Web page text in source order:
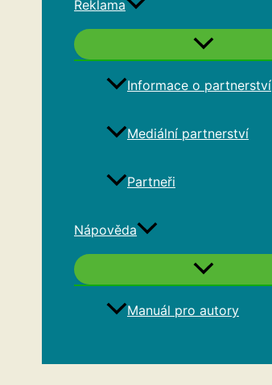
Reklama
Informace o partnerství
Mediální partnerství
Partneři
Nápověda
Manuál pro autory